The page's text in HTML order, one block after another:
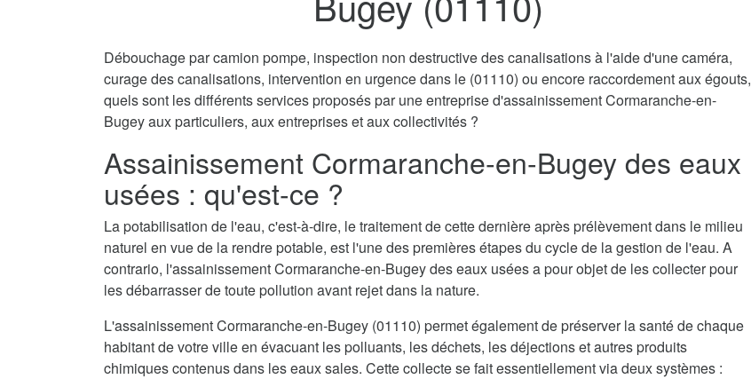
Débouchage par camion pompe, inspection non destructive des canalisations à l'aide d'une caméra,
curage des canalisations, intervention en urgence dans le (01110) ou encore raccordement aux égouts,
quels sont les différents services proposés par une entreprise d'assainissement Cormaranche-en-
Bugey aux particuliers, aux entreprises et aux collectivités ?
Assainissement Cormaranche-en-Bugey des eaux
usées : qu'est-ce ?
La potabilisation de l'eau, c'est-à-dire, le traitement de cette dernière après prélèvement dans le milieu
naturel en vue de la rendre potable, est l'une des premières étapes du cycle de la gestion de l'eau. A
contrario, l'assainissement Cormaranche-en-Bugey des eaux usées a pour objet de les collecter pour
les débarrasser de toute pollution avant rejet dans la nature.
L'assainissement Cormaranche-en-Bugey (01110) permet également de préserver la santé de chaque
habitant de votre ville en évacuant les polluants, les déchets, les déjections et autres produits
chimiques contenus dans les eaux sales. Cette collecte se fait essentiellement via deux systèmes :